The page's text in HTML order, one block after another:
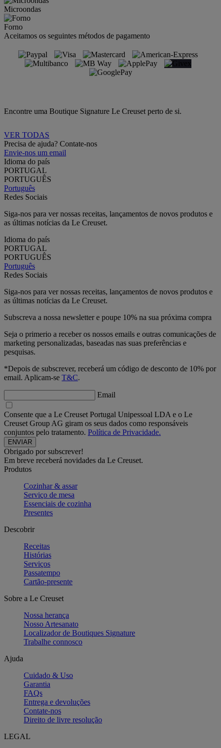
Microondas
Forno
Aceitamos os seguintes métodos de pagamento
Encontre uma Boutique Signature Le Creuset perto de si.
VER TODAS
Precisa de ajuda? Contate-nos
Envie-nos um email
Idioma do país
PORTUGAL
PORTUGUÊS
Português
Redes Sociais
Siga-nos para ver nossas receitas, lançamentos de novos produtos e
as últimas notícias da Le Creuset.
Idioma do país
PORTUGAL
PORTUGUÊS
Português
Redes Sociais
Siga-nos para ver nossas receitas, lançamentos de novos produtos e
as últimas notícias da Le Creuset.
Subscreva a nossa newsletter e poupe 10% na sua próxima compra
Seja o primerio a receber os nossos emails e outras comunicações de
marketing personalizadas, baseadas nas suas preferências e
pesquisas.
*Depois de subscrever, receberá um código de desconto de 10% por
email. Aplicam-se T&C.
Email
Consente que a Le Creuset Portugal Unipessoal LDA e o Le
Creuset Group AG giram os seus dados como responsáveis
conjuntos pelo tratamento. Política de Privacidade.
Obrigado por subscrever!
Em breve receberá novidades da Le Creuset.
Produtos
Cozinhar & assar
Serviço de mesa
Essenciais de cozinha
Presentes
Descobrir
Receitas
Histórias
Serviços
Passatempo
Cartão-presente
Sobre a Le Creuset
Nossa herança
Nosso Artesanato
Localizador de Boutiques Signature
Trabalhe connosco
Ajuda
Cuidado & Uso
Garantia
FAQs
Entrega e devoluções
Contate-nos
Direito de livre resolução
LEGAL